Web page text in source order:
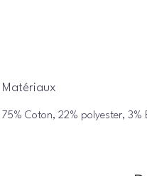
Matériaux
75% Coton, 22% polyester, 3%